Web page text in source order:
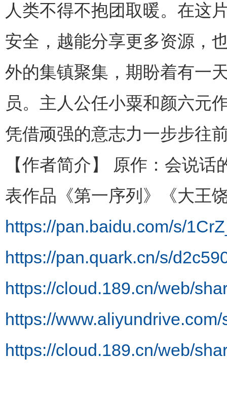
人类不得不抱团取暖。在这
安全，越能分享更多资源，
外的集镇聚集，期盼着有一
员。主人公任小粟和颜六元
凭借顽强的意志力一步步往
【作者简介】 原作：会说
表作品《第一序列》《大王
https://pan.baidu.com/s/
https://pan.quark.cn/s/
https://cloud.189.cn/web/
https://
https://cloud.189.cn/web/